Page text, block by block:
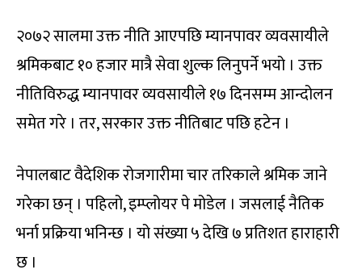
२०७२ सालमा उक्त नीति आएपछि म्यानपावर व्यवसायीले
श्रमिकबाट १० हजार मात्रै सेवा शुल्क लिनुपर्ने भयो । उक्त
नीतिविरुद्ध म्यानपावर व्यवसायीले १७ दिनसम्म आन्दोलन
समेत गरे । तर, सरकार उक्त नीतिबाट पछि हटेन ।
नेपालबाट वैदेशिक रोजगारीमा चार तरिकाले श्रमिक जाने
गरेका छन् । पहिलो, इम्प्लोयर पे मोडेल । जसलाई नैतिक
भर्ना प्रक्रिया भनिन्छ । यो संख्या ५ देखि ७ प्रतिशत हाराहारी
छ ।